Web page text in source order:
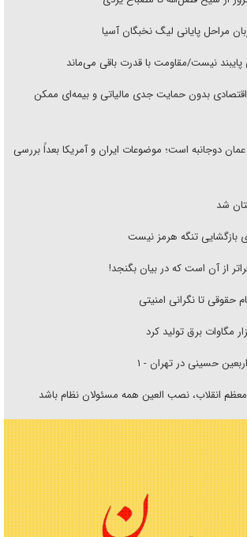
مراحل پایانی لیگ نخبگان آسیا
پایبند نیست/مقاومت با قدرت باقی می‌ماند
اقتصادی بدون حمایت جدی مالیاتی و بیمه‌ای ممکن
عمان دوجانبه است؛ موضوعات ایران و آمریکا بعداً بررسی
شد
بازگشایی تنگه هرمز نیست
از آن است که در بیان بگنجد!
حقوقی تا نگرانی امنیتی
حسینی در تهران - ۱
انقلاب، نصب العین همه مسئولان نظام باشد